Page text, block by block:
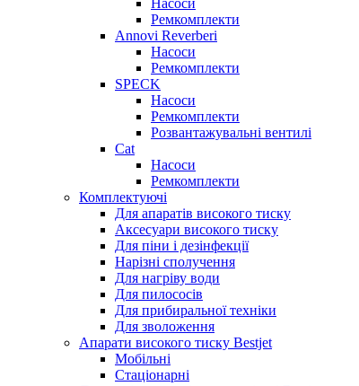
Насоси
Ремкомплекти
Annovi Reverberi
Насоси
Ремкомплекти
SPECK
Насоси
Ремкомплекти
Розвантажувальні вентилі
Cat
Насоси
Ремкомплекти
Комплектуючі
Для апаратів високого тиску
Аксесуари високого тиску
Для піни і дезінфекції
Нарізні сполучення
Для нагріву води
Для пилососів
Для прибиральної техніки
Для зволоження
Апарати високого тиску Bestjet
Мобільні
Стаціонарні